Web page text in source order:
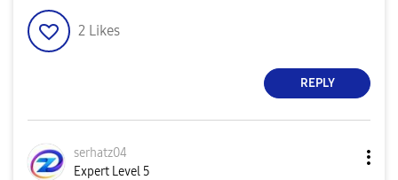
2 Likes
REPLY
serhatz04
Expert Level 5